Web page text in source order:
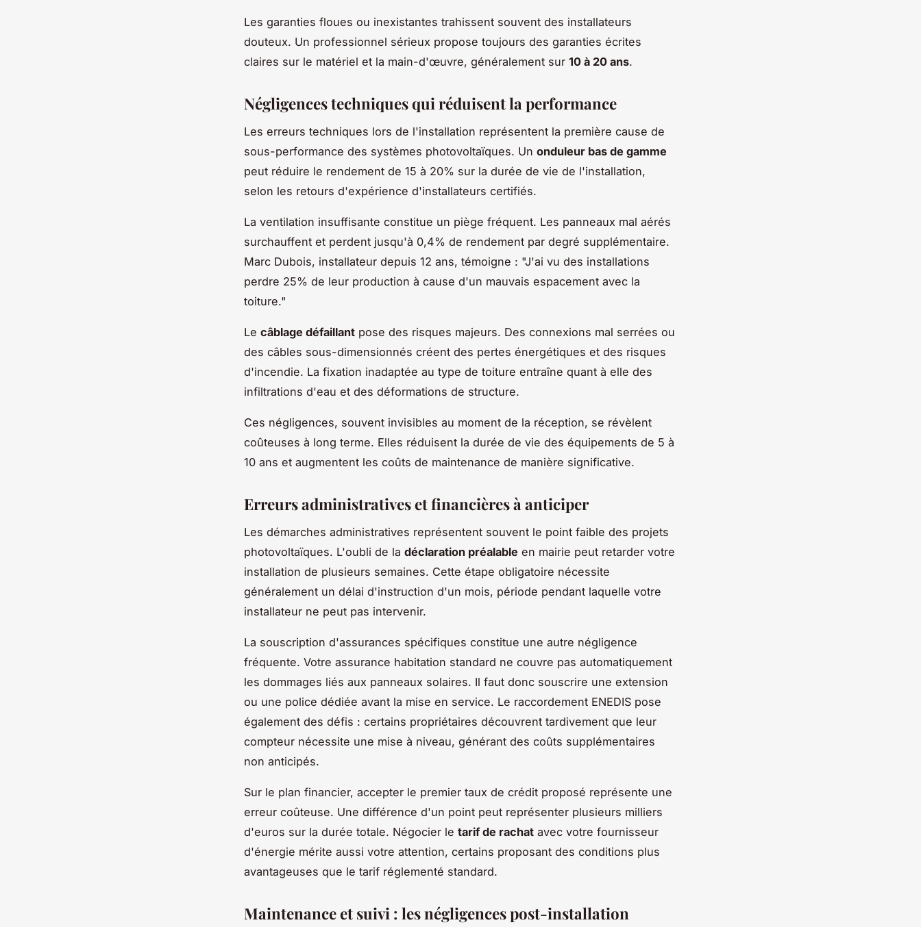
Les garanties floues ou inexistantes trahissent souvent des installateurs
douteux. Un professionnel sérieux propose toujours des garanties écrites
claires sur le matériel et la main-d'œuvre, généralement sur 10 à 20 ans.
Négligences techniques qui réduisent la performance
Les erreurs techniques lors de l'installation représentent la première cause de
sous-performance des systèmes photovoltaïques. Un onduleur bas de gamme
peut réduire le rendement de 15 à 20% sur la durée de vie de l'installation,
selon les retours d'expérience d'installateurs certifiés.
La ventilation insuffisante constitue un piège fréquent. Les panneaux mal aérés
surchauffent et perdent jusqu'à 0,4% de rendement par degré supplémentaire.
Marc Dubois, installateur depuis 12 ans, témoigne : "J'ai vu des installations
perdre 25% de leur production à cause d'un mauvais espacement avec la
toiture."
Le câblage défaillant pose des risques majeurs. Des connexions mal serrées ou
des câbles sous-dimensionnés créent des pertes énergétiques et des risques
d'incendie. La fixation inadaptée au type de toiture entraîne quant à elle des
infiltrations d'eau et des déformations de structure.
Ces négligences, souvent invisibles au moment de la réception, se révèlent
coûteuses à long terme. Elles réduisent la durée de vie des équipements de 5 à
10 ans et augmentent les coûts de maintenance de manière significative.
Erreurs administratives et financières à anticiper
Les démarches administratives représentent souvent le point faible des projets
photovoltaïques. L'oubli de la déclaration préalable en mairie peut retarder votre
installation de plusieurs semaines. Cette étape obligatoire nécessite
généralement un délai d'instruction d'un mois, période pendant laquelle votre
installateur ne peut pas intervenir.
La souscription d'assurances spécifiques constitue une autre négligence
fréquente. Votre assurance habitation standard ne couvre pas automatiquement
les dommages liés aux panneaux solaires. Il faut donc souscrire une extension
ou une police dédiée avant la mise en service. Le raccordement ENEDIS pose
également des défis : certains propriétaires découvrent tardivement que leur
compteur nécessite une mise à niveau, générant des coûts supplémentaires
non anticipés.
Sur le plan financier, accepter le premier taux de crédit proposé représente une
erreur coûteuse. Une différence d'un point peut représenter plusieurs milliers
d'euros sur la durée totale. Négocier le tarif de rachat avec votre fournisseur
d'énergie mérite aussi votre attention, certains proposant des conditions plus
avantageuses que le tarif réglementé standard.
Maintenance et suivi : les négligences post-installation